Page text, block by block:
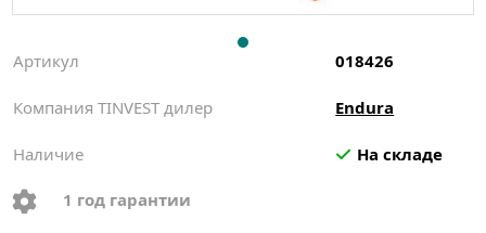
Артикул 018426
Компания TINVEST дилер Endura
Наличие На складе
1 год гарантии